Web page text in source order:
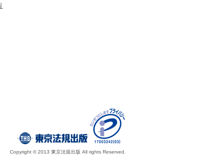
Copyright © 2013 東京法規出版 All rights Reserved.